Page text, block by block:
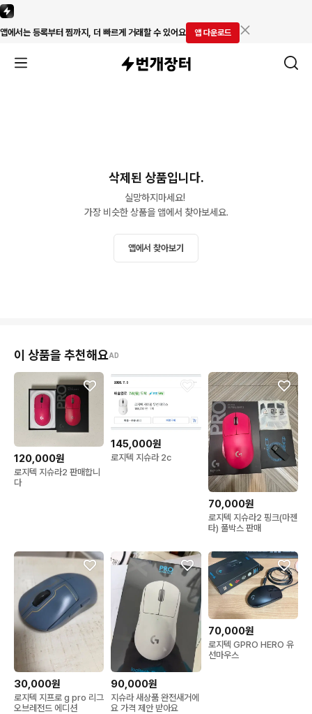
앱에서는 등록부터 찜까지, 더 빠르게 거래할 수 있어요 앱 다운로드
삭제된 상품입니다.
실망하지마세요!
가장 비슷한 상품을 앱에서 찾아보세요.
앱에서 찾아보기
이 상품을 추천해요AD
120,000원
로지텍 지슈라2 판매합니
다
145,000원
로지텍 지슈라 2c
70,000원
로지텍 지슈라2 핑크(마젠
타) 풀박스 판매
30,000원
로지텍 지프로 g pro 리그
오브레전드 에디션
90,000원
지슈라 새상품 완전새거에
요 가격 제안 받아요
70,000원
로지텍 GPRO HERO 유
선마우스